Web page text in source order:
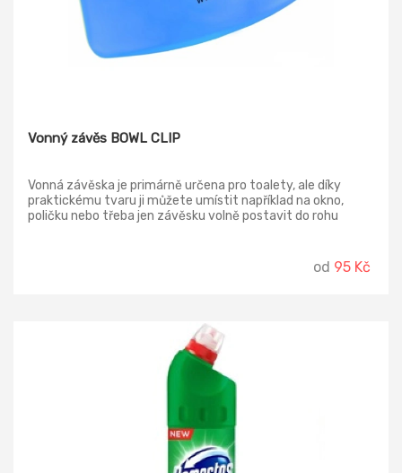
Vonný závěs BOWL CLIP
Vonná závěska je primárně určena pro toalety, ale díky
praktickému tvaru ji můžete umístit například na okno,
poličku nebo třeba jen závěsku volně postavit do rohu
od 95 Kč